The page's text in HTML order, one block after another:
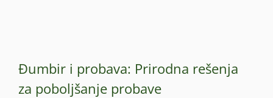
Đumbir i probava: Prirodna rešenja
za poboljšanje probave